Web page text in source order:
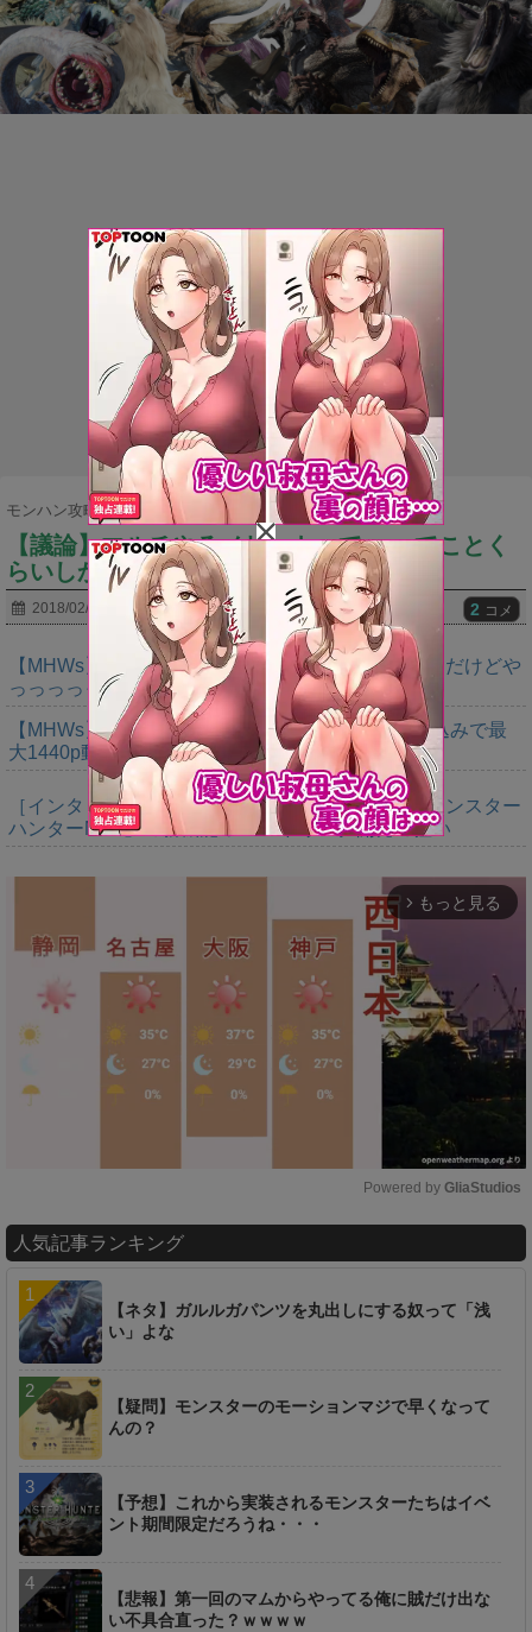
モンハン攻略まとめ隊 > ネタ・雑談
【議論】マルチやるメリットって●●ってことく
らいしか見当たらないんだがｗｗｗｗ
2018/02/18 2 コメ
【MHWs】ゴールドエディションの値段今知ったんだけどや
っっっっっっすwwwww
【MHWs】「Switch2版モンハンワイルズはDLSS込みで最
大1440p動作」
［インタビュー］距離を超えて，一緒に狩る。「モンスター
ハンターNow」の新機能 フレンドリンク開発の狙い
arrow_forward_ios もっと見る
u
e
Powered by GliaStudios
人気記事ランキング
【ネタ】ガルルガパンツを丸出しにする奴って「浅
い」よな
【疑問】モンスターのモーションマジで早くなって
んの？
【予想】これから実装されるモンスターたちはイベ
ント期間限定だろうね・・・
【悲報】第一回のマムからやってる俺に賊だけ出な
い不具合直った？ｗｗｗｗ